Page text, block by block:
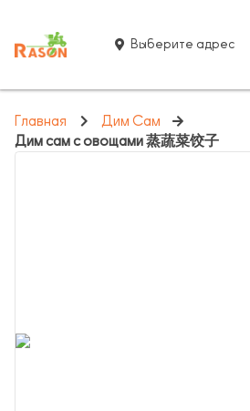
Выберите адрес
Главная
Дим Сам
Дим сам с овощами 蒸蔬菜饺子